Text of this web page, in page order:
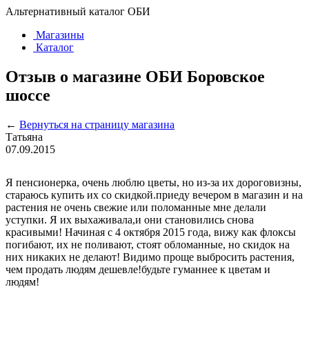
Альтернативный каталог ОБИ
Магазины
Каталог
Отзыв о магазине ОБИ Боровское
шоссе
← Вернуться на страницу магазина
Татьяна
07.09.2015
Я пенсионерка, очень люблю цветы, но из-за их дороговизны,
стараюсь купить их со скидкой.приеду вечером в магазин и на
растения не очень свежие или поломанные мне делали
уступки. Я их выхаживала,и они становились снова
красивыми! Начиная с 4 октября 2015 года, вижу как флоксы
погибают, их не поливают, стоят обломанные, но скидок на
них никаких не делают! Видимо проще выбросить растения,
чем продать людям дешевле!будьте гуманнее к цветам и
людям!